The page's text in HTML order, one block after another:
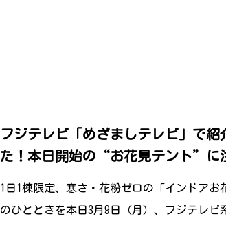
フジテレビ「めざましテレビ」で紹
た！本日開始の“お花見テント”に
1日1棟限定、寒さ・花粉ゼロの「インドアお
のひとときを本日3月9日（月）、フジテレビ